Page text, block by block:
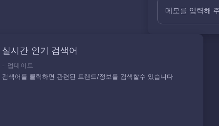
메모를 입력해
실시간 인기 검색어
- 업데이트
검색어를 클릭하면 관련된 트렌드/정보를 검색할수 있습니다